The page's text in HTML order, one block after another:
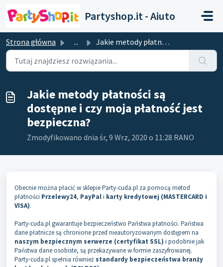
Partyshop.it - Aiuto
Strona główna ... Jakie metody płatności są dostępne i czy moja płatność je...
Jakie metody płatności są
dostępne i czy moja płatność jest
bezpieczna?
Zmodyfikowano dnia śr, 9 Wrz, 2020 o 11:28 RANO
Obecnie można płacić w sklepie Party-cuda.pl za pomocą metod
płatności Przelewy24, PayPali karty kredytowej (MASTERCARD i
VISA).
Party-cuda.pl gwarantuje bezpieczeństwo Państwa płatności. Państwa
dane płatnicze są chronione przed nieautoryzowanym dostępem na
naszym bezpiecznym serwerze (certyfikat SSL) i podobnie jak
Państwa dane osobiste, są przekazywane w formie zaszyfrowanej.
Party-cuda.pl spełnia również standardy bezpieczeństwa branży